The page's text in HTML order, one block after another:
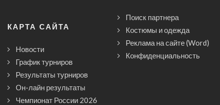
КАРТА САЙТА
Новости
График турниров
Результаты турниров
Он-лайн результаты
Чемпионат России 2026
Поиск партнера
Костюмы и одежда
Реклама на сайте (Word)
Конфиденциальность